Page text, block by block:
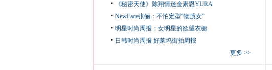
《秘密天使》陈翔情迷金素恩YURA
NewFace张俪：不怕定型“物质女”
明星时尚周报：女明星的欲望衣橱
日韩时尚周报 好莱坞街拍周报
更多 >>